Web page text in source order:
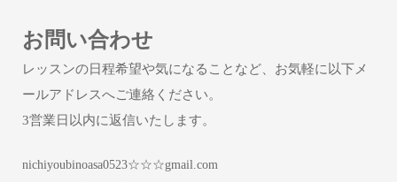
お問い合わせ
レッスンの日程希望や気になることなど、お気軽に以下メ
ールアドレスへご連絡ください。
3営業日以内に返信いたします。
nichiyoubinoasa0523☆☆☆gmail.com